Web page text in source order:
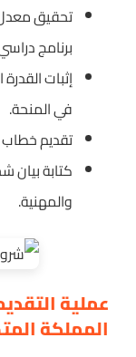
تحقيق
برنامج
إثبات
في المنحة.
تقديم
كتابة
والمهنية.
عملية
المملكة